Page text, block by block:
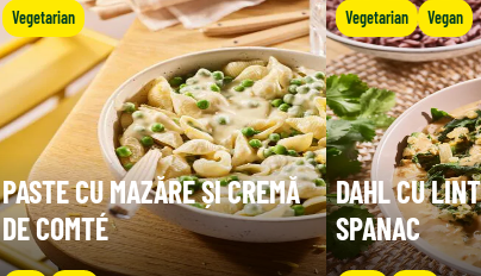
Vegetarian
PASTE CU MAZĂRE ȘI CREMĂ
DE COMTÉ
Vegetarian Vegan
DAHL CU
SPANAC